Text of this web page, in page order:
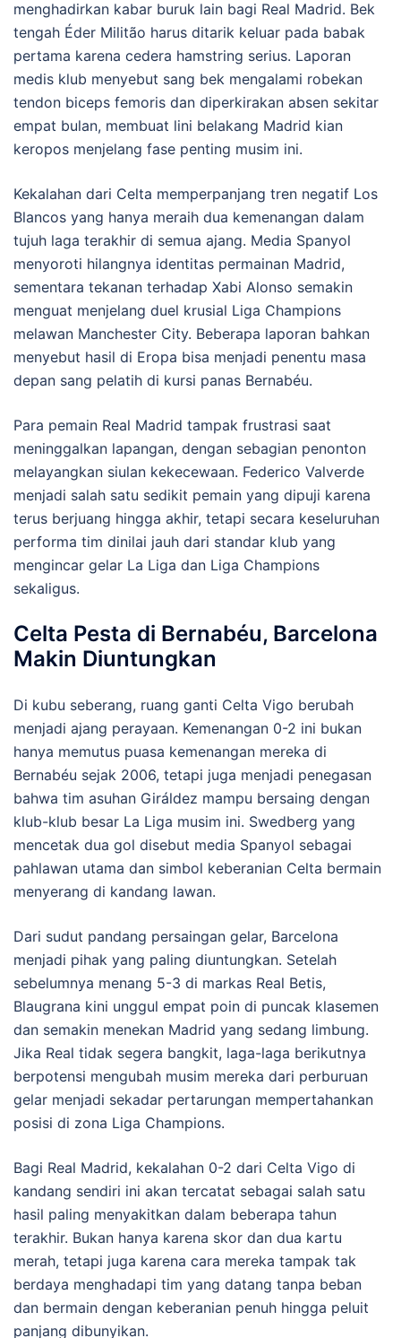
menghadirkan kabar buruk lain bagi Real Madrid. Bek
tengah Éder Militão harus ditarik keluar pada babak
pertama karena cedera hamstring serius. Laporan
medis klub menyebut sang bek mengalami robekan
tendon biceps femoris dan diperkirakan absen sekitar
empat bulan, membuat lini belakang Madrid kian
keropos menjelang fase penting musim ini.
Kekalahan dari Celta memperpanjang tren negatif Los
Blancos yang hanya meraih dua kemenangan dalam
tujuh laga terakhir di semua ajang. Media Spanyol
menyoroti hilangnya identitas permainan Madrid,
sementara tekanan terhadap Xabi Alonso semakin
menguat menjelang duel krusial Liga Champions
melawan Manchester City. Beberapa laporan bahkan
menyebut hasil di Eropa bisa menjadi penentu masa
depan sang pelatih di kursi panas Bernabéu.
Para pemain Real Madrid tampak frustrasi saat
meninggalkan lapangan, dengan sebagian penonton
melayangkan siulan kekecewaan. Federico Valverde
menjadi salah satu sedikit pemain yang dipuji karena
terus berjuang hingga akhir, tetapi secara keseluruhan
performa tim dinilai jauh dari standar klub yang
mengincar gelar La Liga dan Liga Champions
sekaligus.
Celta Pesta di Bernabéu, Barcelona
Makin Diuntungkan
Di kubu seberang, ruang ganti Celta Vigo berubah
menjadi ajang perayaan. Kemenangan 0-2 ini bukan
hanya memutus puasa kemenangan mereka di
Bernabéu sejak 2006, tetapi juga menjadi penegasan
bahwa tim asuhan Giráldez mampu bersaing dengan
klub-klub besar La Liga musim ini. Swedberg yang
mencetak dua gol disebut media Spanyol sebagai
pahlawan utama dan simbol keberanian Celta bermain
menyerang di kandang lawan.
Dari sudut pandang persaingan gelar, Barcelona
menjadi pihak yang paling diuntungkan. Setelah
sebelumnya menang 5-3 di markas Real Betis,
Blaugrana kini unggul empat poin di puncak klasemen
dan semakin menekan Madrid yang sedang limbung.
Jika Real tidak segera bangkit, laga-laga berikutnya
berpotensi mengubah musim mereka dari perburuan
gelar menjadi sekadar pertarungan mempertahankan
posisi di zona Liga Champions.
Bagi Real Madrid, kekalahan 0-2 dari Celta Vigo di
kandang sendiri ini akan tercatat sebagai salah satu
hasil paling menyakitkan dalam beberapa tahun
terakhir. Bukan hanya karena skor dan dua kartu
merah, tetapi juga karena cara mereka tampak tak
berdaya menghadapi tim yang datang tanpa beban
dan bermain dengan keberanian penuh hingga peluit
panjang dibunyikan.